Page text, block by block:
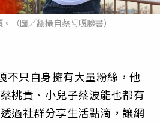
（圖／翻攝自蔡阿嘎臉書）
不只自身擁有大量粉絲，他
桃貴、小兒子蔡波能也都有
過社群分享生活點滴，讓網